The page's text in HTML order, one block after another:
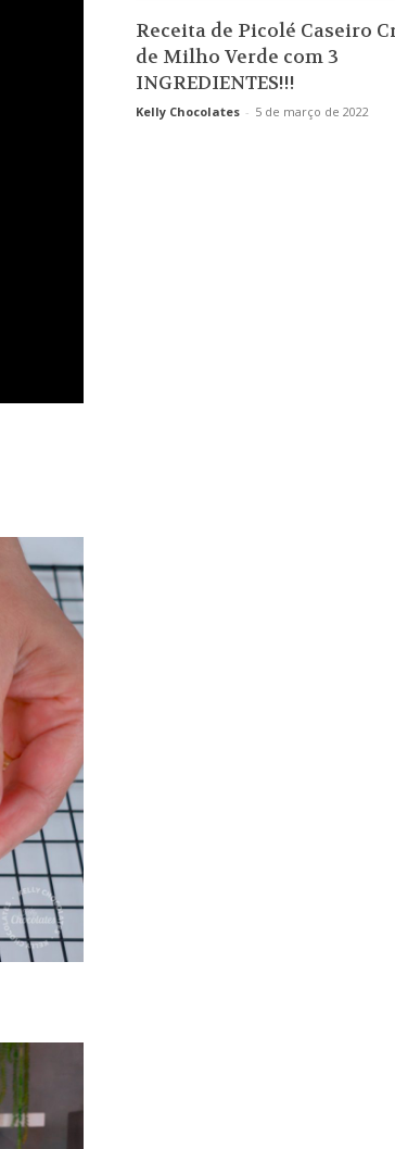
Receita de Picolé Caseiro
de Milho Verde com 3
INGREDIENTES!!!
Kelly Chocolates - 5 de março de 2022